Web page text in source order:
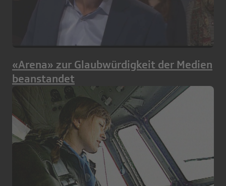
«Arena» zur Glaubwürdigkeit der Medien
beanstandet